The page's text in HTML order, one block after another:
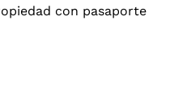
con pasaporte